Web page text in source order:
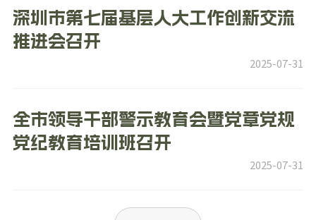
2025-07-31
深圳市第七届基层人大工作创新交流
推进会召开
2025-07-31
全市领导干部警示教育会暨党章党规
党纪教育培训班召开